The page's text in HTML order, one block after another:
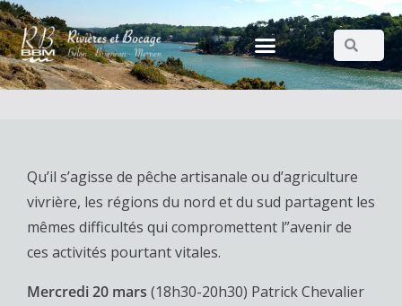
Qu’il s’agisse de pêche artisanale ou d’agriculture
vivrière, les régions du nord et du sud partagent les
mêmes difficultés qui compromettent l”avenir de
ces activités pourtant vitales.
Mercredi 20 mars (18h30-20h30) Patrick Chevalier